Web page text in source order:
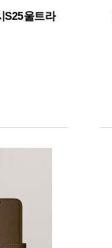
S25울트라